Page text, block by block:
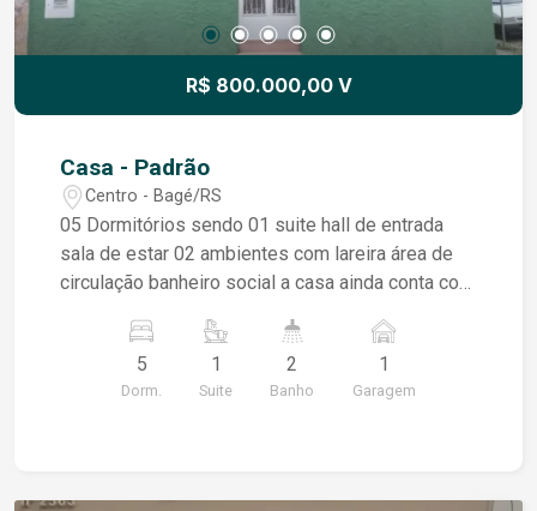
R$ 800.000,00 V
Casa - Padrão
Centro - Bagé/RS
05 Dormitórios sendo 01 suite hall de entrada
sala de estar 02 ambientes com lareira área de
circulação banheiro social a casa ainda conta com
ficam também na venda. área de serviço cozinha
garagem poço de luz e pátio pequeno peças
amplos podendo atender tanto residencial ou
5
Dorm.
1
Suite
2
Banho
1
Garagem